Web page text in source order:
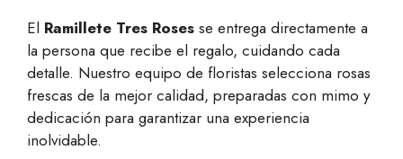
El Ramillete Tres Roses se entrega directamente a
la persona que recibe el regalo, cuidando cada
detalle. Nuestro equipo de floristas selecciona rosas
frescas de la mejor calidad, preparadas con mimo y
dedicación para garantizar una experiencia
inolvidable.